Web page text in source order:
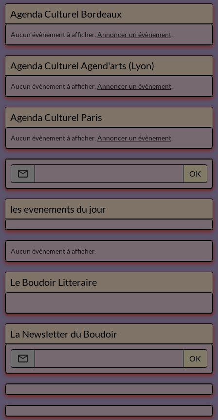
Agenda Culturel Bordeaux
Aucun évènement à afficher, Annoncer un évènement.
Agenda Culturel Agend'arts (Lyon)
Aucun évènement à afficher, Annoncer un évènement.
Agenda Culturel Paris
Aucun évènement à afficher, Annoncer un évènement.
OK
les evenements du jour
Aucun évènement à afficher.
Le Boudoir Litteraire
La Newsletter du Boudoir
OK